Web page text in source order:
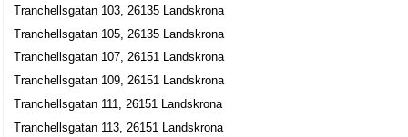
Tranchellsgatan 103, 26135 Landskrona
Tranchellsgatan 105, 26135 Landskrona
Tranchellsgatan 107, 26151 Landskrona
Tranchellsgatan 109, 26151 Landskrona
Tranchellsgatan 111, 26151 Landskrona
Tranchellsgatan 113, 26151 Landskrona